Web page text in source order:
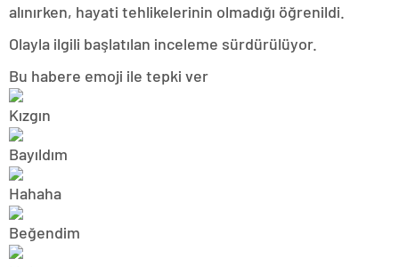
alınırken, hayati tehlikelerinin olmadığı öğrenildi.
Olayla ilgili başlatılan inceleme sürdürülüyor.
Bu habere emoji ile tepki ver